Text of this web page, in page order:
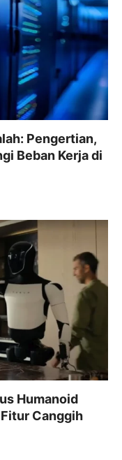
Pengertian,
Beban Kerja di
Humanoid
Canggih